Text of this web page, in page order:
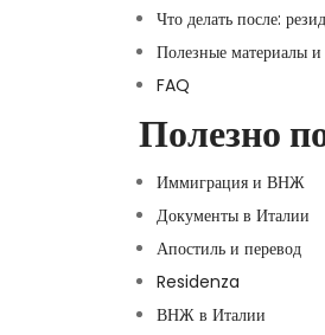
Что делать после:
Полезные материалы
FAQ
Полезно
Иммиграция и ВНЖ
Документы в Италии
Апостиль и перевод
Residenza
ВНЖ в Италии